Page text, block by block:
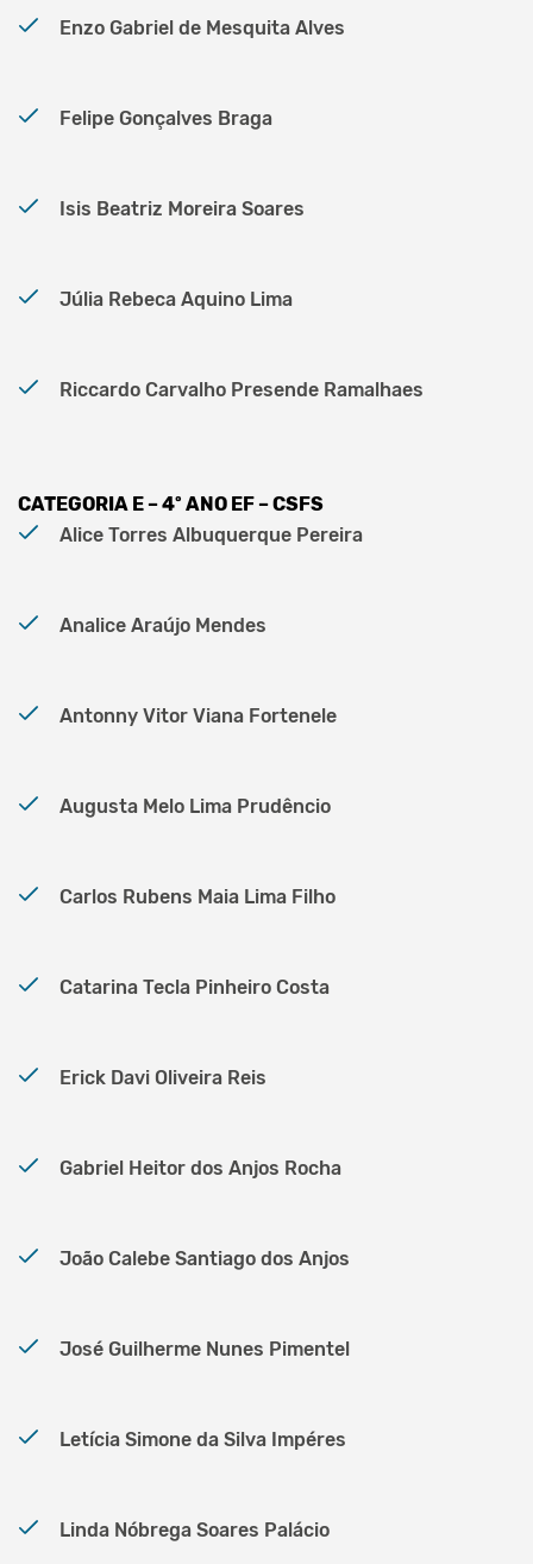
Enzo Gabriel de Mesquita Alves
Felipe Gonçalves Braga
Isis Beatriz Moreira Soares
Júlia Rebeca Aquino Lima
Riccardo Carvalho Presende Ramalhaes
CATEGORIA E – 4º ANO EF – CSFS
Alice Torres Albuquerque Pereira
Analice Araújo Mendes
Antonny Vitor Viana Fortenele
Augusta Melo Lima Prudêncio
Carlos Rubens Maia Lima Filho
Catarina Tecla Pinheiro Costa
Erick Davi Oliveira Reis
Gabriel Heitor dos Anjos Rocha
João Calebe Santiago dos Anjos
José Guilherme Nunes Pimentel
Letícia Simone da Silva Impéres
Linda Nóbrega Soares Palácio